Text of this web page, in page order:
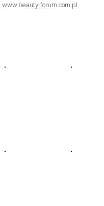
www.beauty-forum.com.pl